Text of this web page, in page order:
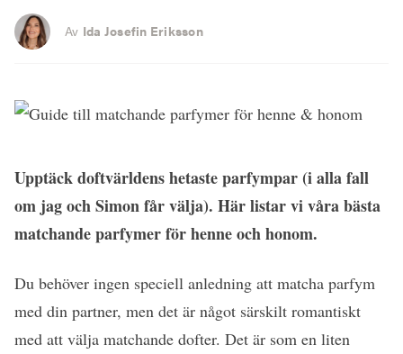
Av Ida Josefin Eriksson
Upptäck doftvärldens hetaste parfympar (i alla fall
om jag och Simon får välja). Här listar vi våra bästa
matchande parfymer för henne och honom.
Du behöver ingen speciell anledning att matcha parfym
med din partner, men det är något särskilt romantiskt
med att välja matchande dofter. Det är som en liten